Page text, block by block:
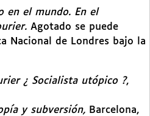
en el mundo. En el
Agotado se puede
Nacional de Londres bajo la
¿ Socialista utópico ?,
y subversión, Barcelona,